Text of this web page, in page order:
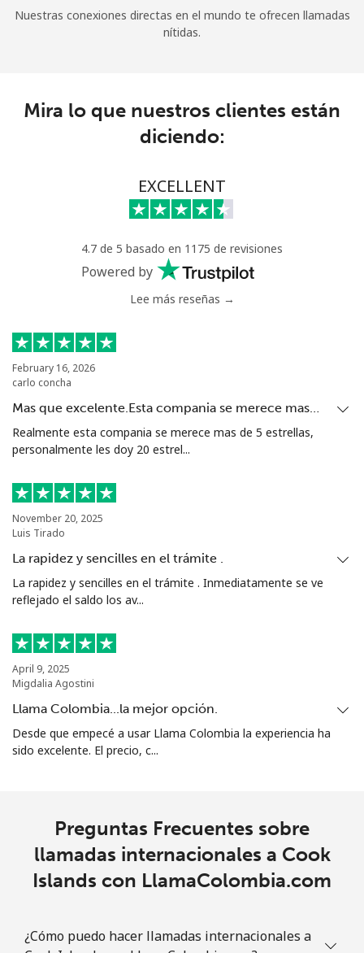
Nuestras conexiones directas en el mundo te ofrecen llamadas
nítidas.
Mira lo que nuestros clientes están
diciendo:
EXCELLENT
4.7 de 5 basado en 1175 de revisiones
Powered by
Lee más reseñas →
February 16, 2026
carlo concha
Mas que excelente.Esta compania se merece mas…
Realmente esta compania se merece mas de 5 estrellas,
personalmente les doy 20 estrel...
November 20, 2025
Luis Tirado
La rapidez y sencilles en el trámite .
La rapidez y sencilles en el trámite . Inmediatamente se ve
reflejado el saldo los av...
April 9, 2025
Migdalia Agostini
Llama Colombia...la mejor opción.
Desde que empecé a usar Llama Colombia la experiencia ha
sido excelente. El precio, c...
Preguntas Frecuentes sobre
llamadas internacionales a Cook
Islands con LlamaColombia.com
¿Cómo puedo hacer llamadas internacionales a